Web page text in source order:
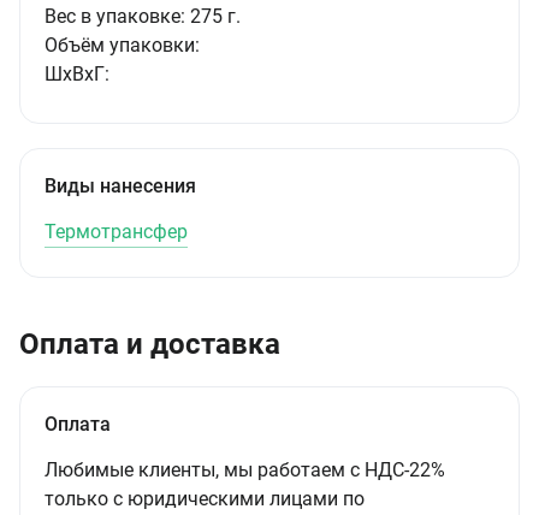
Вес в упаковке: 275 г.
Объём упаковки:
ШxВxГ:
Виды нанесения
Термотрансфер
Оплата и доставка
Оплата
Любимые клиенты, мы работаем с НДС-22%
только с юридическими лицами по